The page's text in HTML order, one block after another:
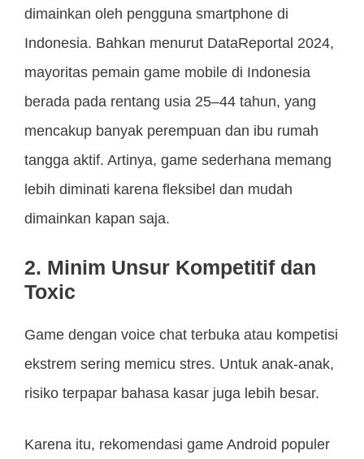
dimainkan oleh pengguna smartphone di
Indonesia. Bahkan menurut DataReportal 2024,
mayoritas pemain game mobile di Indonesia
berada pada rentang usia 25–44 tahun, yang
mencakup banyak perempuan dan ibu rumah
tangga aktif. Artinya, game sederhana memang
lebih diminati karena fleksibel dan mudah
dimainkan kapan saja.
2. Minim Unsur Kompetitif dan
Toxic
Game dengan voice chat terbuka atau kompetisi
ekstrem sering memicu stres. Untuk anak-anak,
risiko terpapar bahasa kasar juga lebih besar.
Karena itu, rekomendasi game Android populer